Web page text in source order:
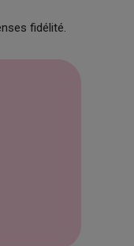
fidélité.